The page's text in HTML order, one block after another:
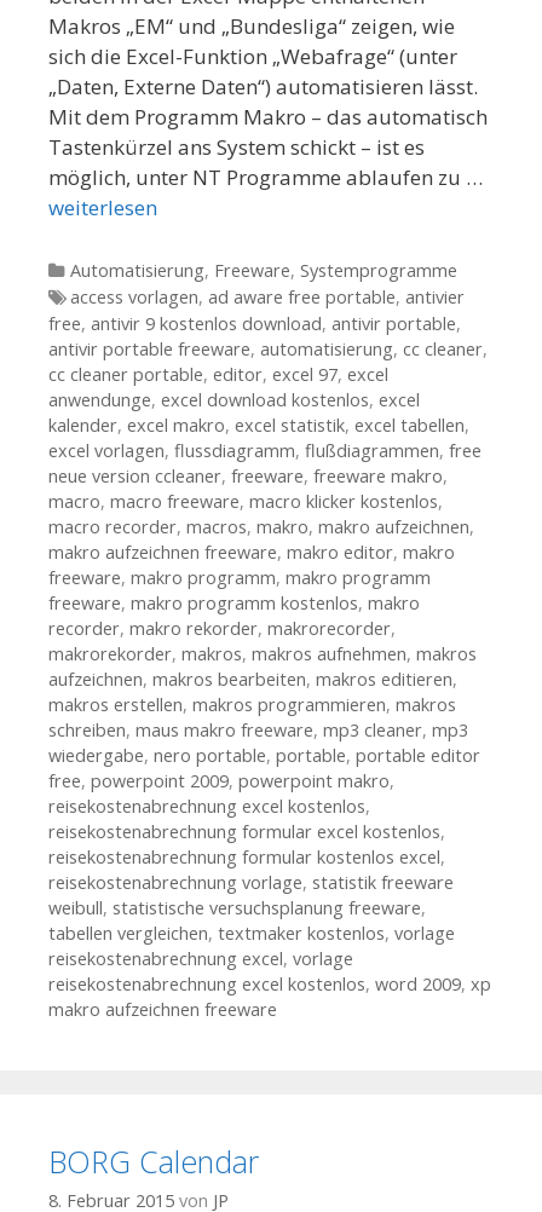
Makros „EM“ und „Bundesliga“ zeigen, wie
sich die Excel-Funktion „Webafrage“ (unter
„Daten, Externe Daten“) automatisieren lässt.
Mit dem Programm Makro – das automatisch
Tastenkürzel ans System schickt – ist es
möglich, unter NT Programme ablaufen zu …
weiterlesen
Kategorien
Automatisierung, Freeware, Systemprogramme
Tags
access vorlagen, ad aware free portable, antivier
free, antivir 9 kostenlos download, antivir portable,
antivir portable freeware, automatisierung, cc cleaner,
cc cleaner portable, editor, excel 97, excel
anwendunge, excel download kostenlos, excel
kalender, excel makro, excel statistik, excel tabellen,
excel vorlagen, flussdiagramm, flußdiagrammen, free
neue version ccleaner, freeware, freeware makro,
macro, macro freeware, macro klicker kostenlos,
macro recorder, macros, makro, makro aufzeichnen,
makro aufzeichnen freeware, makro editor, makro
freeware, makro programm, makro programm
freeware, makro programm kostenlos, makro
recorder, makro rekorder, makrorecorder,
makrorekorder, makros, makros aufnehmen, makros
aufzeichnen, makros bearbeiten, makros editieren,
makros erstellen, makros programmieren, makros
schreiben, maus makro freeware, mp3 cleaner, mp3
wiedergabe, nero portable, portable, portable editor
free, powerpoint 2009, powerpoint makro,
reisekostenabrechnung excel kostenlos,
reisekostenabrechnung formular excel kostenlos,
reisekostenabrechnung formular kostenlos excel,
reisekostenabrechnung vorlage, statistik freeware
weibull, statistische versuchsplanung freeware,
tabellen vergleichen, textmaker kostenlos, vorlage
reisekostenabrechnung excel, vorlage
reisekostenabrechnung excel kostenlos, word 2009, xp
makro aufzeichnen freeware
BORG Calendar
8. Februar 2015 von JP